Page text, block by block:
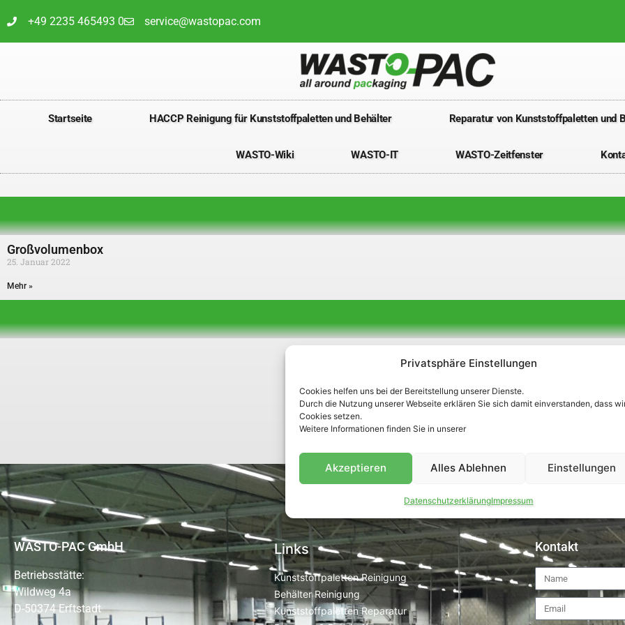
Privatsphäre Einstellungen
Cookies helfen uns bei der Bereitstellung unserer Dienste.
Durch die Nutzung unserer Webseite erklären Sie sich damit einverstanden, dass
Cookies setzen.
Weitere Informationen finden Sie in unserer
Akzeptieren Alles Ablehnen Einstellungen
DatenschutzerklärungImpressum
+49 2235 465493 0 service@wastopac.com
Startseite HACCP Reinigung für Kunststoffpaletten und Behälter Reparatur von Kunststoffpaletten und
WASTO-Wiki WASTO-IT WASTO-Zeitfenster
Großvolumenbox
25. Januar 2022
Mehr »
Unsere Partner
WASTO-PAC GmbH
Betriebsstätte:
Wildweg 4a
D-50374 Erftstadt
Links
Kunststoffpaletten Reinigung
Behälter Reinigung
Kunststoffpaletten Reparatur
Kontakt